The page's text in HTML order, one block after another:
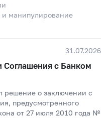
манипулирование
31.07.2026
с Банком
решение о заключении с
предусмотренного
от 27 июля 2010 года №